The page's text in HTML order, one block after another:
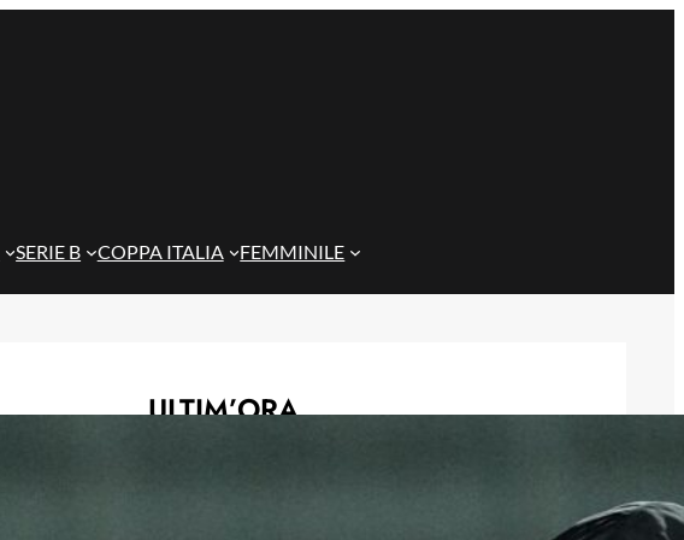
SERIE B COPPA ITALIA FEMMINILE
ULTIM’ORA